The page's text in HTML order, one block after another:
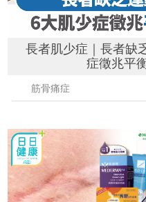
長者肌少症｜長者缺
症徵兆平
筋骨痛症